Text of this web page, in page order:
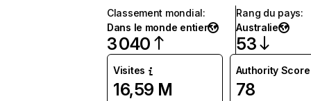
Classement mondial:
Dans le monde entier
3 040
Rang du pays:
Australie
53
Visites
16,59 M
Authority Score
78